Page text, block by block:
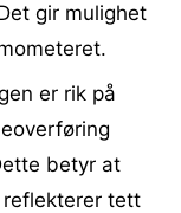
gir mulighet
er rik på
betyr at
tett